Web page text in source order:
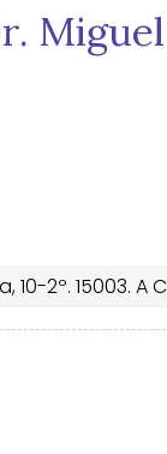
10-2º. 15003. A